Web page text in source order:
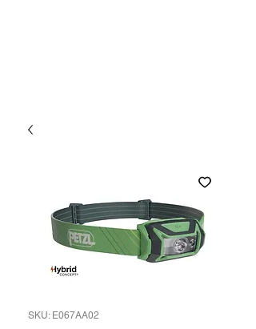
SKU: E067AA02